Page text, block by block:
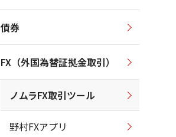
債券
FX（外国為替証拠金取引）
ノムラFX取引ツール
野村FXアプリ